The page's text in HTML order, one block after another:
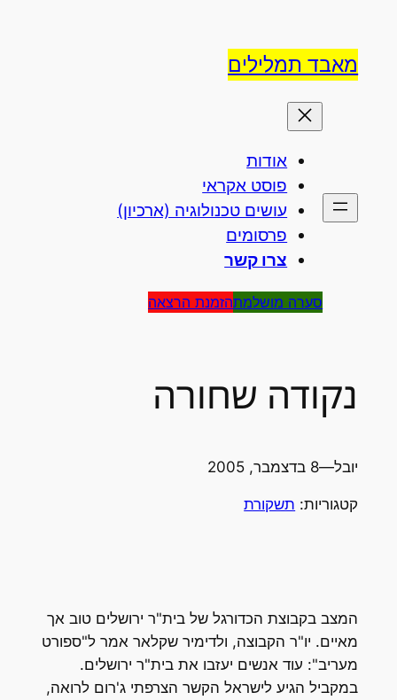
מאבד תמלילים
אודות
פוסט אקראי
עושים טכנולוגיה (ארכיון)
פרסומים
צרו קשר
סערה מושלמתהזמנת הרצאה
נקודה שחורה
יובל—8 בדצמבר, 2005
קטגוריות: תשקורת
המצב בקבוצת הכדורגל של בית"ר ירושלים טוב אך
מאיים. יו"ר הקבוצה, ולדימיר שקלאר אמר ל"ספורט
מעריב": עוד אנשים יעזבו את בית"ר ירושלים.
במקביל הגיע לישראל הקשר הצרפתי ג'רום לרואה,